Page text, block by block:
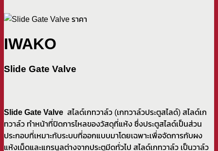
IWAKO
Slide Gate Valve
Slide Gate Valve สไลด์เกทวาล์ว (เกทวาล์วประตูสไลด์) สไลด์เก
ทวาล์ว ทำหน้าที่ปิดการไหลของวัสดุที่แห้ง ซึ่งประตูสไลด์เป็นส่วน
ประกอบที่เหมาะกับระบบที่ออกแบบมาโดยเฉพาะเพื่อจัดการกับผง
แห้งเม็ดและแกรนูลต่างจากประตูมีดทั่วไป สไลด์เกทวาล์ว เป็นวาล์ว